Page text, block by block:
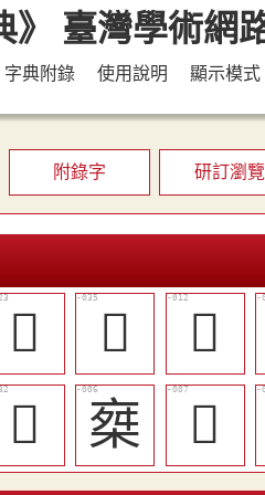
字典附錄 使用說明 顯示模式
附錄字 研訂瀏覽
󰂊 󰂒 󰂂
󰂑 椉 𣔕